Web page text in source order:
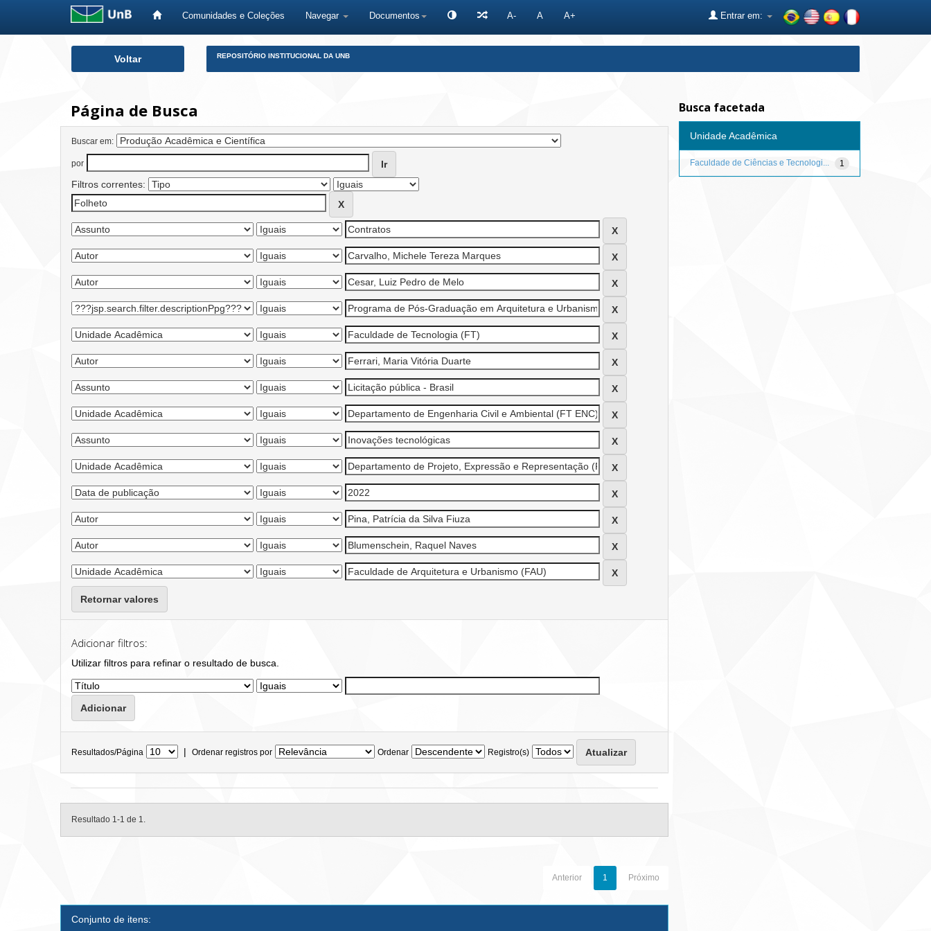
Comunidades e Coleções Navegar Documentos A- A A+ Entrar em:
Voltar REPOSITÓRIO INSTITUCIONAL DA UNB
Página de Busca
Buscar em:
por
Filtros correntes:
Retornar valores
Adicionar filtros:
Utilizar filtros para refinar o resultado de busca.
Resultados/Página | Ordenar registros por Ordenar Registro(s)
Resultado 1-1 de 1.
Anterior 1 Próximo
Conjunto de itens:
Busca facetada
Unidade Acadêmica
1
Faculdade de Ciências e Tecnologi...